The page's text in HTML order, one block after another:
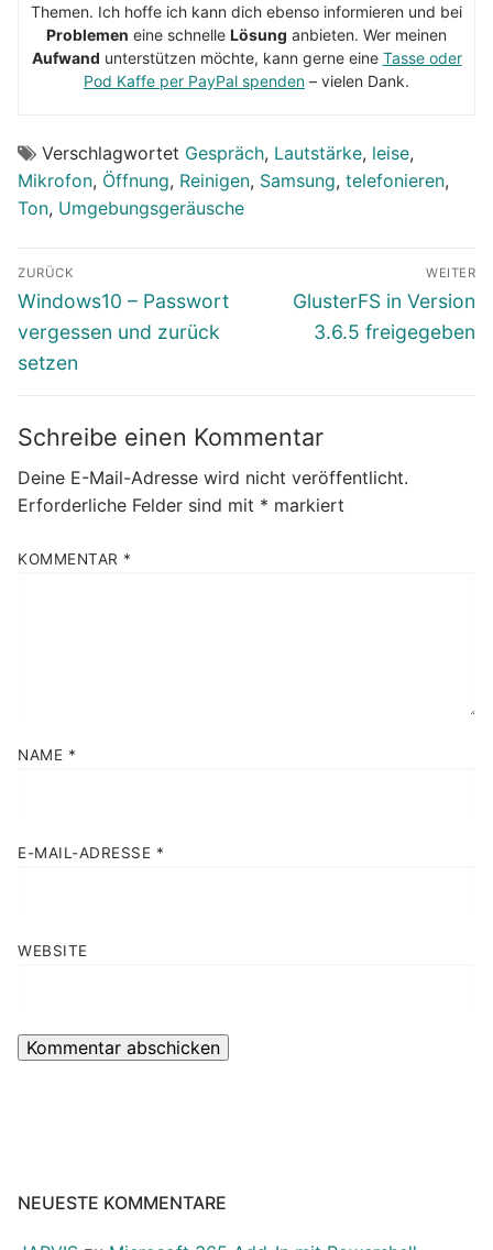
Themen. Ich hoffe ich kann dich ebenso informieren und bei
Problemen eine schnelle Lösung anbieten. Wer meinen
Aufwand unterstützen möchte, kann gerne eine Tasse oder
Pod Kaffe per PayPal spenden – vielen Dank.
Verschlagwortet Gespräch, Lautstärke, leise,
Mikrofon, Öffnung, Reinigen, Samsung, telefonieren,
Ton, Umgebungsgeräusche
Beitragsnavigation
ZURÜCK
Vorheriger
Beitrag:
Windows10 – Passwort
vergessen und zurück
setzen
WEITER
Nächster
Beitrag:
GlusterFS in Version
3.6.5 freigegeben
Schreibe einen Kommentar
Deine E-Mail-Adresse wird nicht veröffentlicht.
Erforderliche Felder sind mit * markiert
KOMMENTAR *
NAME *
E-MAIL-ADRESSE *
WEBSITE
NEUESTE KOMMENTARE